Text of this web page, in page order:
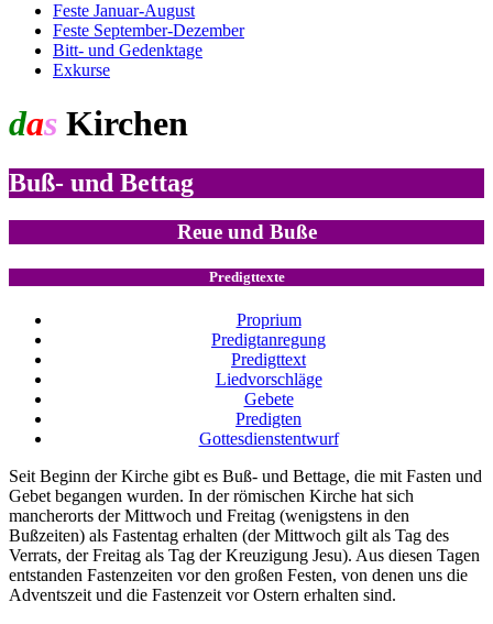
Feste Januar-August
Feste September-Dezember
Bitt- und Gedenktage
Exkurse
das Kirchen
Buß- und Bettag
Reue und Buße
Predigttexte
Proprium
Predigtanregung
Predigttext
Liedvorschläge
Gebete
Predigten
Gottesdienstentwurf
Seit Beginn der Kirche gibt es Buß- und Bettage, die mit Fasten und
Gebet begangen wurden. In der römischen Kirche hat sich
mancherorts der Mittwoch und Freitag (wenigstens in den
Bußzeiten) als Fastentag erhalten (der Mittwoch gilt als Tag des
Verrats, der Freitag als Tag der Kreuzigung Jesu). Aus diesen Tagen
entstanden Fastenzeiten vor den großen Festen, von denen uns die
Adventszeit und die Fastenzeit vor Ostern erhalten sind.